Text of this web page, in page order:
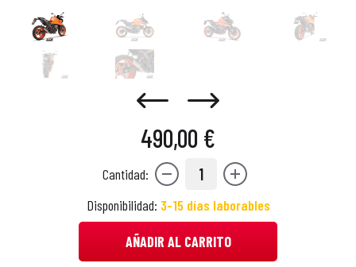
490,00 €
Cantidad: 1
Disponibilidad: 3-15 días laborables
AÑADIR AL CARRITO